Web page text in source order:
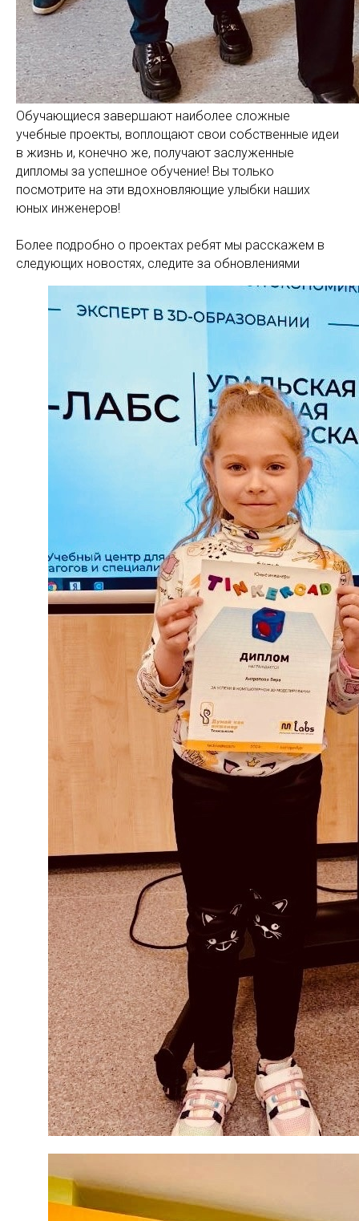
Обучающиеся завершают наиболее сложные
учебные проекты, воплощают свои собственные идеи
в жизнь и, конечно же, получают заслуженные
дипломы за успешное обучение! Вы только
посмотрите на эти вдохновляющие улыбки наших
юных инженеров!
Более подробно о проектах ребят мы расскажем в
следующих новостях, следите за обновлениями